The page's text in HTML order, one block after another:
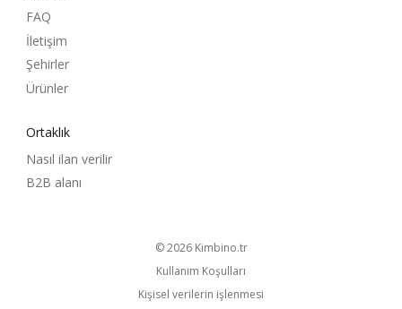
FAQ
İletişim
Şehirler
Ürünler
Ortaklık
Nasıl ilan verilir
B2B alanı
© 2026 kimbino.tr
Kullanım Koşulları
Kişisel verilerin işlenmesi